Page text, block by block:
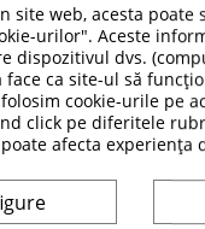
site web, acesta
urilor". Aceste
dispozitivul dvs.
ca site-ul să
cookie-urile pe
click pe diferitele
afecta